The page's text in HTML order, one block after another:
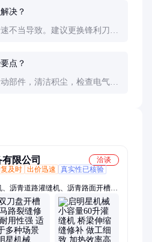
决？
不当导致。建议更换锋利刀
点？
部件，清洁积尘，检查电气安
限公司
洽谈
复及时 出价迅速
真实性已核验
沥青道路灌缝机、沥青路面开槽
、融雪撒盐机